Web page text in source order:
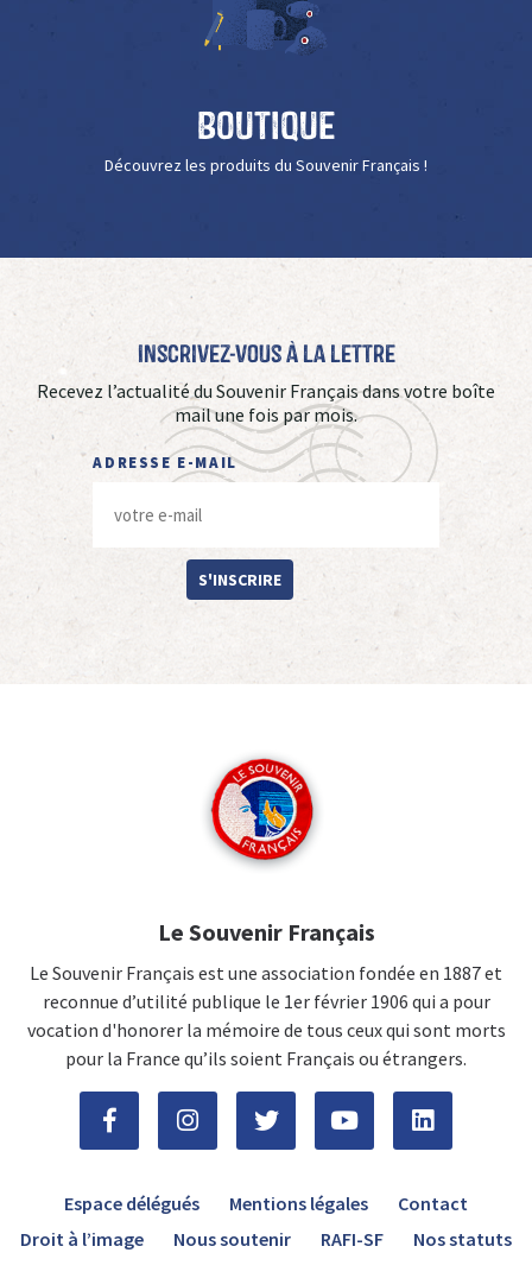
Boutique
Découvrez les produits du Souvenir Français !
Inscrivez-vous à La Lettre
Recevez l’actualité du Souvenir Français dans votre boîte
mail une fois par mois.
ADRESSE E-MAIL
S'INSCRIRE
Le Souvenir Français
Le Souvenir Français est une association fondée en 1887 et
reconnue d’utilité publique le 1er février 1906 qui a pour
vocation d'honorer la mémoire de tous ceux qui sont morts
pour la France qu’ils soient Français ou étrangers.
Espace délégués Mentions légales
Contact
Droit à l’image
Nous soutenir RAFI-SF Nos statuts